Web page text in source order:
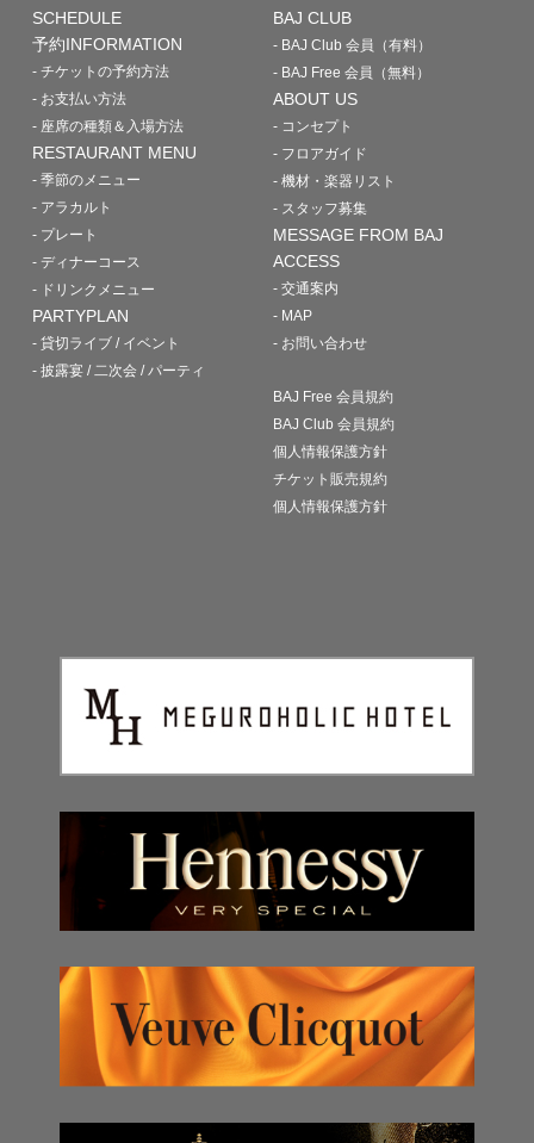
SCHEDULE
予約INFORMATION
- チケットの予約方法
- お支払い方法
- 座席の種類＆入場方法
RESTAURANT MENU
- 季節のメニュー
- アラカルト
- プレート
- ディナーコース
- ドリンクメニュー
PARTYPLAN
- 貸切ライブ / イベント
- 披露宴 / 二次会 / パーティ
BAJ CLUB
- BAJ Club 会員（有料）
- BAJ Free 会員（無料）
ABOUT US
- コンセプト
- フロアガイド
- 機材・楽器リスト
- スタッフ募集
MESSAGE FROM BAJ
ACCESS
- 交通案内
- MAP
- お問い合わせ
BAJ Free 会員規約
BAJ Club 会員規約
個人情報保護方針
チケット販売規約
個人情報保護方針